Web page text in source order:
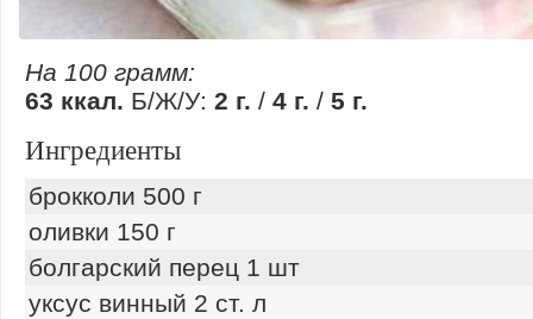
На 100 грамм:
63 ккал. Б/Ж/У: 2 г. / 4 г. / 5 г.
Ингредиенты
брокколи 500 г
оливки 150 г
болгарский перец 1 шт
уксус винный 2 ст. л